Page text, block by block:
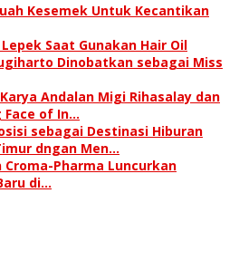
Kesemek Untuk Kecantikan
Saat Gunakan Hair Oil
Dinobatkan sebagai Miss
Andalan Migi Rihasalay dan
Face of In…
sebagai Destinasi Hiburan
dngan Men…
Croma-Pharma Luncurkan
di…